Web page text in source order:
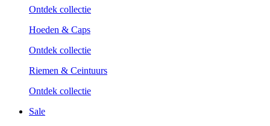
Ontdek collectie
Hoeden & Caps
Ontdek collectie
Riemen & Ceintuurs
Ontdek collectie
Sale